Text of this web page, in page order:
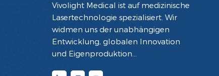
Vivolight Medical ist auf medizinische
Lasertechnologie spezialisiert. Wir
widmen uns der unabhängigen
Entwicklung, globalen Innovation
und Eigenproduktion